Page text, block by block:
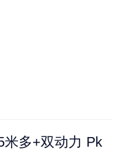
米多+双动力 Pk